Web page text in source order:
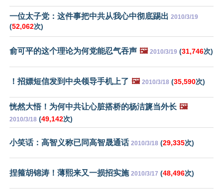
一位太子党：这件事把中共从我心中彻底踢出 2010/3/19
(52,062次)
俞可平的这个理论为何党能忍气吞声 🖼️ 2010/3/19 (31,746次)
！招嫖短信发到中央领导手机上了 🖼️ 2010/3/18 (35,590次)
恍然大悟！为何中共让心脏搭桥的杨洁篪当外长 🖼️
2010/3/18 (49,142次)
小笑话：高智义称已同高智晟通话 2010/3/18 (29,335次)
捏箍胡锦涛！薄熙来又一损招实施 2010/3/17 (48,496次)